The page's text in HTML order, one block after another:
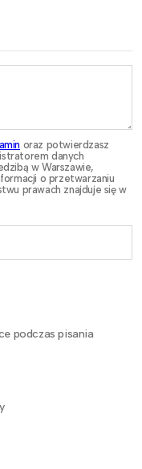
oraz potwierdzasz
danych
w Warszawie,
o przetwarzaniu
prawach znajduje się w
podczas pisania